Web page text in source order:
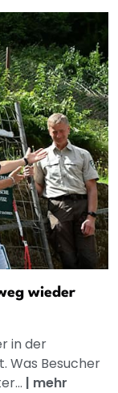
wieder
in der
Was Besucher
| mehr